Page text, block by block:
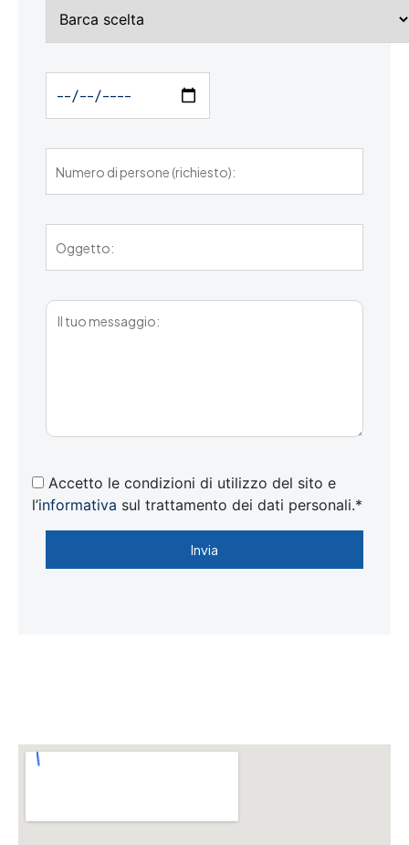
Accetto le condizioni di utilizzo del sito e
l’informativa sul trattamento dei dati personali.*